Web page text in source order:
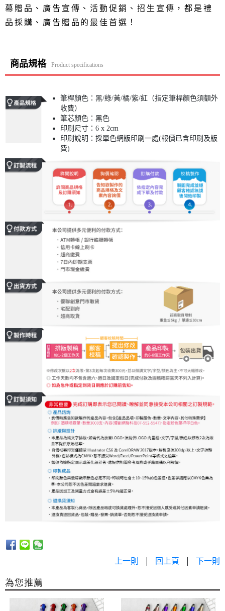
幕贈品、廣告宣傳、活動促銷、招生宣傳，都是禮
品採購、廣告贈品的最佳首選！
商品規格 Product specifications
筆桿顏色：黑/綠/黃/橘/紫/紅（指定筆桿顏色須額外
收費）
筆芯顏色：黑色
印刷尺寸：6 x 2cm
印刷說明：採單色網版印刷一處(報價已含印刷及版
費)
上一則 | 回上頁 | 下一則
為您推薦